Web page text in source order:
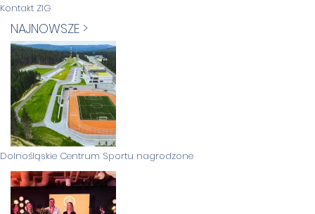
Kontakt ZIG
NAJNOWSZE >
Dolnośląskie Centrum Sportu nagrodzone